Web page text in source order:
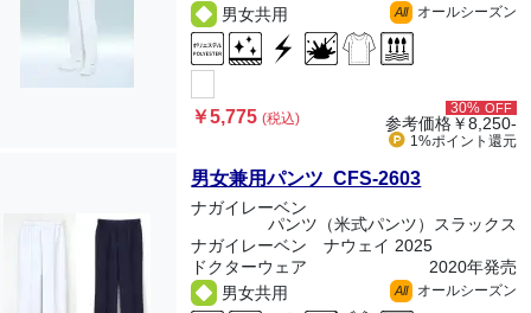
男女共用
All オールシーズン
￥5,775(税込)
30% OFF
参考価格￥8,250-
1%ポイント 還元
男女兼用パンツ CFS-2603
ナガイレーベン
パンツ（米式パンツ）スラックス
ナガイレーベン ナウェイ 2025
ドクターウェア
2020年発売
男女共用
All オールシーズン